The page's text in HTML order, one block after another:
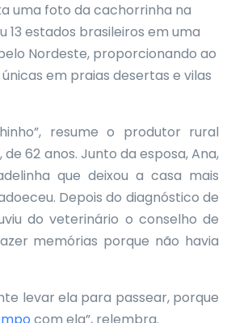
uma foto da cachorrinha na
13 estados brasileiros em uma
Nordeste, proporcionando ao
em praias desertas e vilas
resume o produtor rural
62 anos. Junto da esposa, Ana,
que deixou a casa mais
Depois do diagnóstico de
do veterinário o conselho de
memórias porque não havia
levar ela para passear, porque